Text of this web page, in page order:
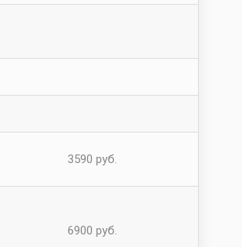
3590 руб.
6900 руб.